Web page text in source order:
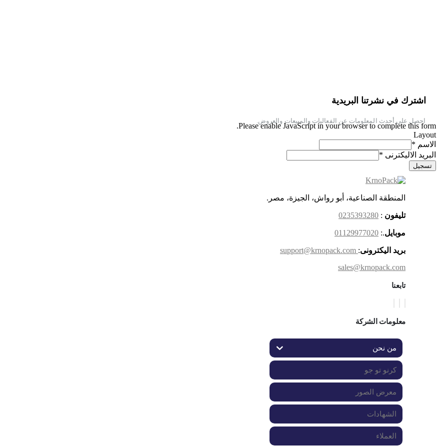
اشترك في نشرتنا البريدية
احصل على أحدث المعلومات عن الفعاليات والمبيعات والعروض.
Please enable JavaScript in your browser to complete this form.
Layout
الاسم *
البريد الاليكترنى *
تسجيل
المنطقة الصناعية، أبو رواش، الجيزة، مصر.
تليفون :
0235393280
موبايل.:
01129977020
بريد اليكترونى:
sales@krnopack.com
تابعنا
معلومات الشركة
من نحن
كرنو تو جو
معرض الصور
الشهادات
العملاء